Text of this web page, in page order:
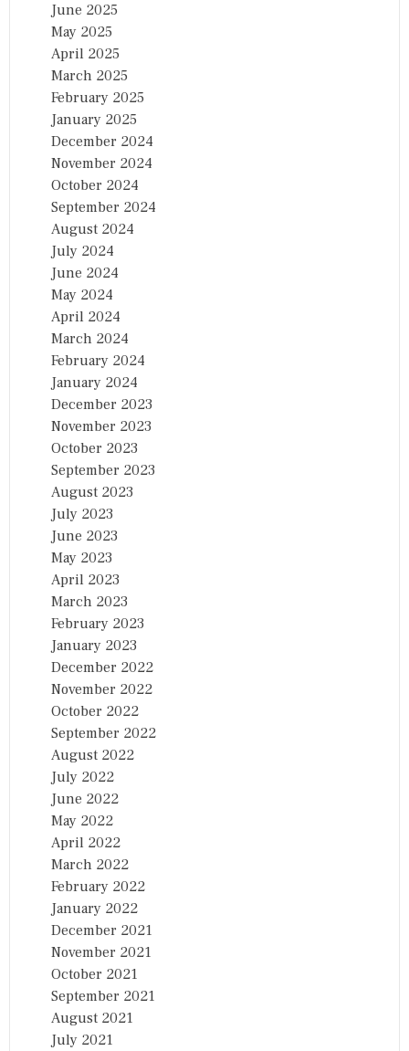
June 2025
May 2025
April 2025
March 2025
February 2025
January 2025
December 2024
November 2024
October 2024
September 2024
August 2024
July 2024
June 2024
May 2024
April 2024
March 2024
February 2024
January 2024
December 2023
November 2023
October 2023
September 2023
August 2023
July 2023
June 2023
May 2023
April 2023
March 2023
February 2023
January 2023
December 2022
November 2022
October 2022
September 2022
August 2022
July 2022
June 2022
May 2022
April 2022
March 2022
February 2022
January 2022
December 2021
November 2021
October 2021
September 2021
August 2021
July 2021